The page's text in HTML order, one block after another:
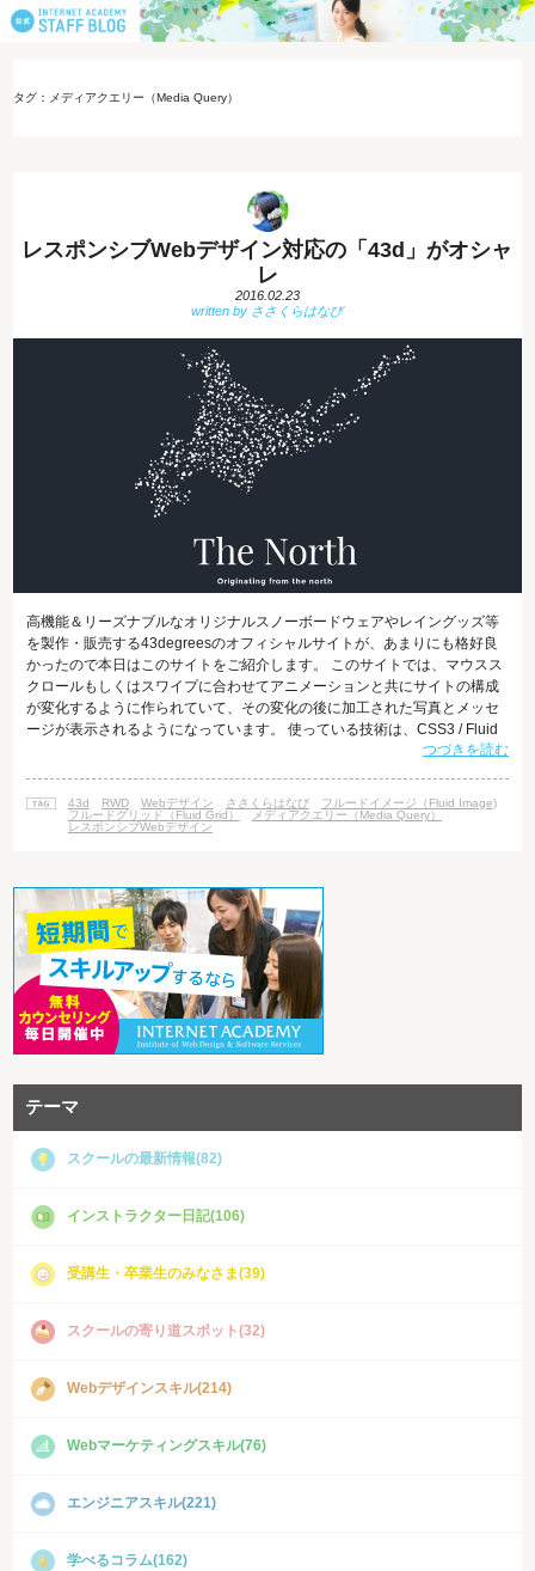
タグ：メディアクエリー（Media Query）
レスポンシブWebデザイン対応の「43d」がオシャ
レ
2016.02.23
高機能＆リーズナブルなオリジナルスノーボードウェアやレイングッズ等
を製作・販売する43degreesのオフィシャルサイトが、あまりにも格好良
かったので本日はこのサイトをご紹介します。 このサイトでは、マウスス
クロールもしくはスワイプに合わせてアニメーションと共にサイトの構成
が変化するように作られていて、その変化の後に加工された写真とメッセ
ージが表示されるようになっています。 使っている技術は、CSS3 / Fluid
Grid / Fluid Image / HTML5 / jQuery / Media Queries / Web Fontなどなど。
Grid）」「フルードイメージ（Fluid Image）」「メデ
つづきを読む
43d RWD Webデザイン ささくらはなび
フルードイメージ（Fluid Image)
フルードグリッド（Fluid Grid）
メディアクエリー（Media Query）
レスポンシブWebデザイン
テーマ
スクールの最新情報(82)
インストラクター日記(106)
受講生・卒業生のみなさま(39)
スクールの寄り道スポット(32)
Webデザインスキル(214)
Webマーケティングスキル(76)
エンジニアスキル(221)
学べるコラム(162)